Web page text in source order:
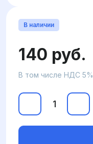
В наличии
140 руб.
В том числе НДС 5%